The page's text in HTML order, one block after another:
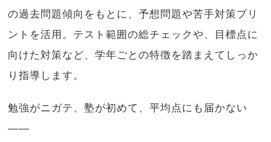
の過去問題傾向をもとに、予想問題や苦手対策プリ
ントを活用。テスト範囲の総チェックや、目標点に
向けた対策など、学年ごとの特徴を踏まえてしっか
り指導します。
勉強がニガテ、塾が初めて、平均点にも届かない
——